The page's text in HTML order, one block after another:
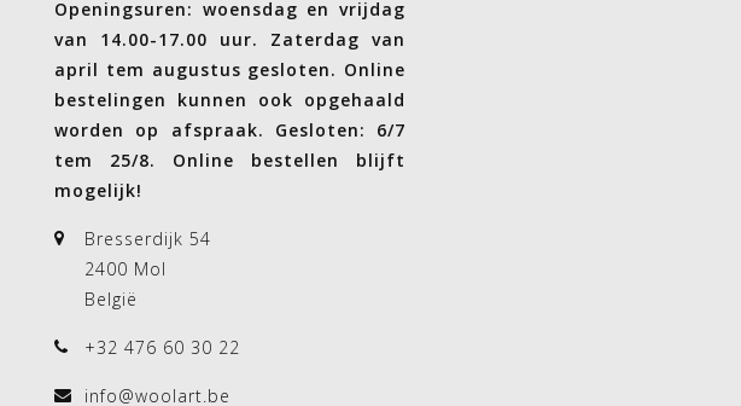
Openingsuren: woensdag en vrijdag
van 14.00-17.00 uur. Zaterdag van
april tem augustus gesloten. Online
bestelingen kunnen ook opgehaald
worden op afspraak. Gesloten: 6/7
tem 25/8. Online bestellen blijft
mogelijk!
Bresserdijk 54
2400 Mol
België
+32 476 60 30 22
info@woolart.be